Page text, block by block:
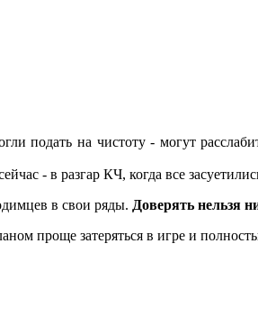
подать на чистоту - могут
- в разгар КЧ, когда все
в свои ряды. Доверять нельзя
проще затеряться в игре и